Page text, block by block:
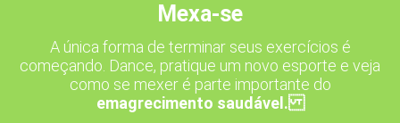
Mexa-se
A única forma de terminar seus exercícios é
começando. Dance, pratique um novo esporte e veja
como se mexer é parte importante do
emagrecimento saudável.